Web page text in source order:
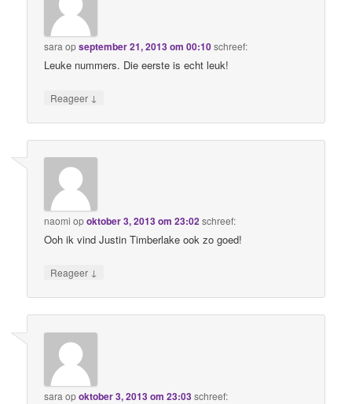
sara opseptember 21, 2013 om 00:10schreef:
Leuke nummers. Die eerste is echt leuk!
Reageer ↓
naomi opoktober 3, 2013 om 23:02schreef:
Ooh ik vind Justin Timberlake ook zo goed!
Reageer ↓
sara opoktober 3, 2013 om 23:03schreef: